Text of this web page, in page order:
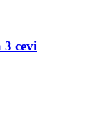
cevi